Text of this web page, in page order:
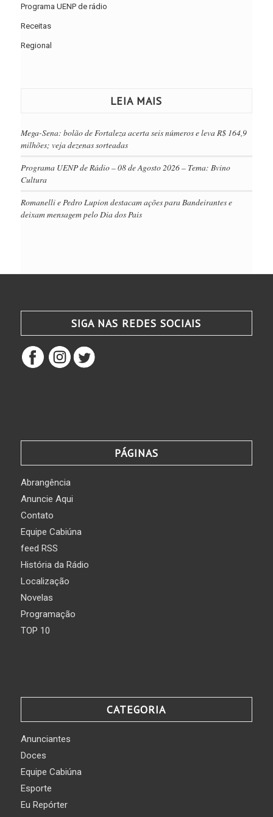
Programa UENP de rádio
Receitas
Regional
LEIA MAIS
Mega-Sena: bolão de Fortaleza acerta seis números e leva R$ 164,9
milhões; veja dezenas sorteadas
Programa UENP de Rádio – 08 de Agosto 2026 – Tema: Bvino
Cultura
Romanelli e Pedro Lupion destacam ações para Bandeirantes e
deixam mensagem pelo Dia dos Pais
SIGA NAS REDES SOCIAIS
PÁGINAS
Abrangência
Anuncie Aqui
Contato
Equipe Cabiúna
feed RSS
História da Rádio
Localização
Novelas
Programação
TOP 10
CATEGORIA
Anunciantes
Doces
Equipe Cabiúna
Esporte
Eu Repórter